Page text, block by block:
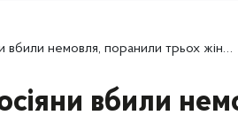
поранили трьох жінок: поліція документує наслідки обстрілів Харківської області
вбили